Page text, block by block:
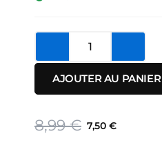
Candy
Pop
Twix
AJOUTER AU PANIER
8,99€
Le
7,50 €
Le